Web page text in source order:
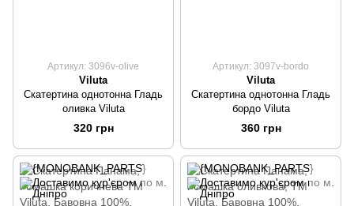
Артикул: 3096v-olive
Viluta
Скатертина однотонна Гладь
оливка Viluta
320 грн
Артикул: 3097v-bordo
Viluta
Скатертина однотонна Гладь
бордо Viluta
360 грн